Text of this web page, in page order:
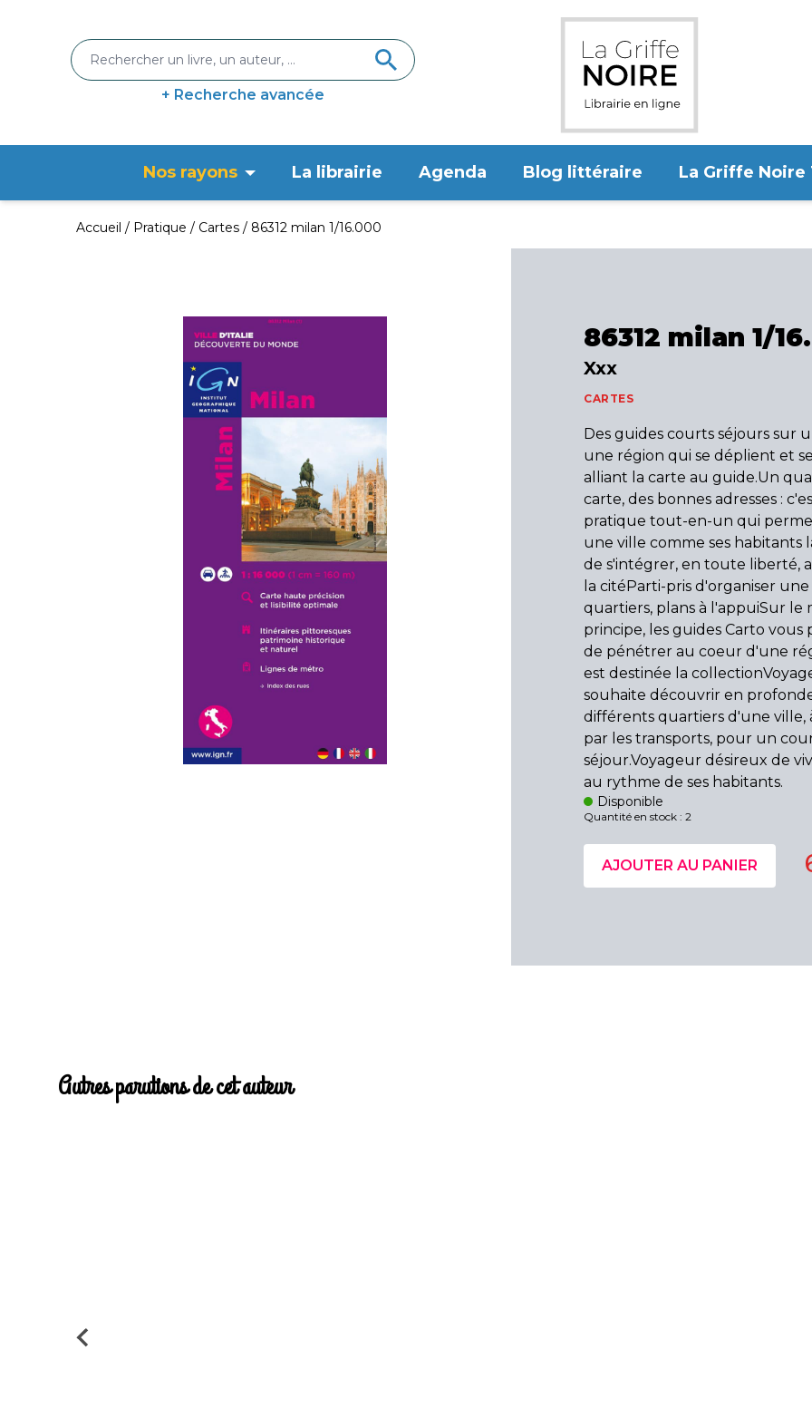
+ Recherche avancée
Nos rayons La librairie Agenda Blog littéraire La Griffe Noire
Accueil Pratique Cartes 86312 milan 1/16.000
86312 milan 1/
Xxx
CARTES
Des guides courts séjours sur
une région qui se déplient et
alliant la carte au guide.Un
carte, des bonnes adresses :
pratique tout-en-un qui
une ville comme ses habitants
de s'intégrer, en toute liberté,
la citéParti-pris d'organiser
quartiers, plans à l'appuiSur le
principe, les guides Carto
de pénétrer au coeur d'une
est destinée la
souhaite découvrir en
différents quartiers d'une ville,
par les transports, pour un
séjour.Voyageur désireux de
au rythme de ses habitants.
Disponible
Quantité en stock : 2
AJOUTER AU PANIER
Autres parutions de cet auteur